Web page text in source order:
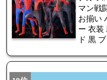
マン戦
お揃い
ー 衣装
ド 黒